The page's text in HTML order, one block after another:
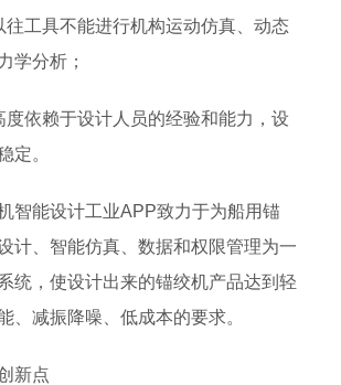
往工具不能进行机构运动仿真、动态
学分析；
度依赖于设计人员的经验和能力，设
定。
智能设计工业APP致力于为船用锚
计、智能仿真、数据和权限管理为一
统，使设计出来的锚绞机产品达到轻
、减振降噪、低成本的要求。
新点